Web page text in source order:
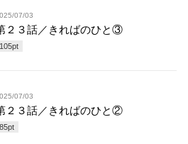
07/03
２３話／きればのひと③
105pt
07/03
２３話／きればのひと②
85pt